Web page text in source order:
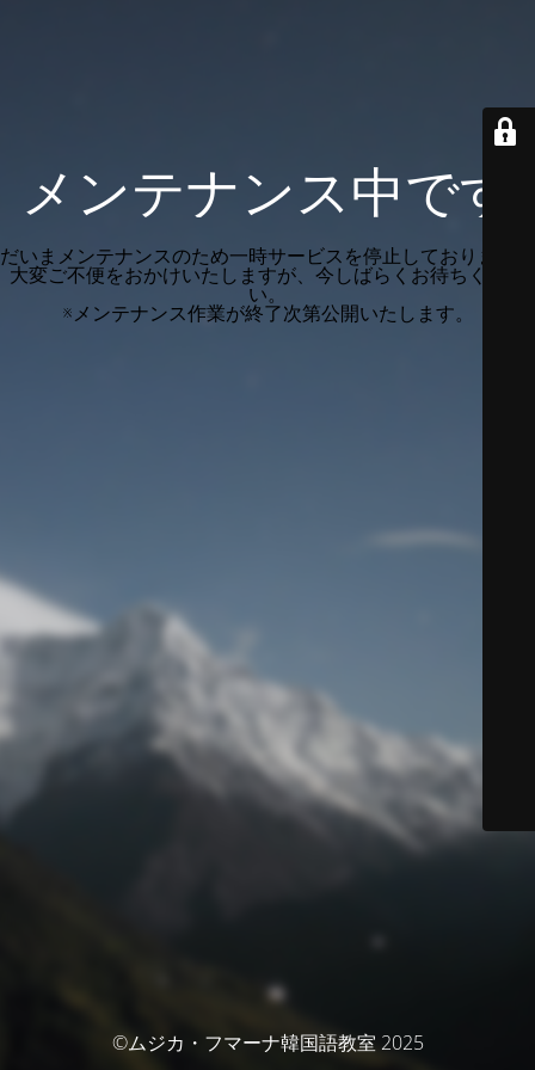
メンテナンス中です
だいまメンテナンスのため一時サービスを停止しております。
大変ご不便をおかけいたしますが、今しばらくお待ちくださ
い。
※メンテナンス作業が終了次第公開いたします。
©ムジカ・フマーナ韓国語教室 2025